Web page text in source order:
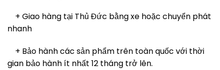
+ Giao hàng tại Thủ Đức bằng xe hoặc chuyển phát
nhanh
+ Bảo hành các sản phẩm trên toàn quốc với thời
gian bảo hành ít nhất 12 tháng trở lên.